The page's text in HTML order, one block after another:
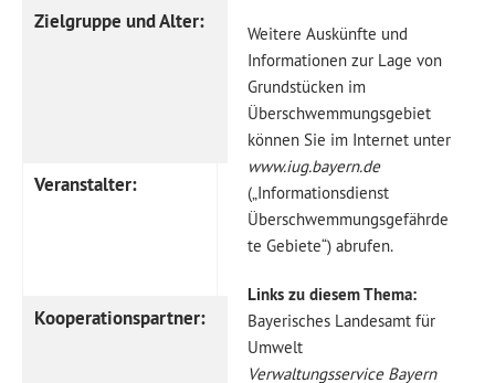
Zielgruppe und Alter:
Betreuer und
Jugendleiter ab 15
Jahren sowie
Jugendbeauftragte
Veranstalter:
Kommunale
Jugendarbeit und
Kreisjugendring
Kooperationspartner:
Medienfachberatung
Bezirksjugendring
Niederbayern
Weitere Auskünfte und
Informationen zur Lage von
Grundstücken im
Überschwemmungsgebiet
können Sie im Internet unter
www.iug.bayern.de
(„Informationsdienst
Überschwemmungsgefährde
te Gebiete“) abrufen.
Links zu diesem Thema:
Bayerisches Landesamt für
Umwelt
Verwaltungsservice Bayern